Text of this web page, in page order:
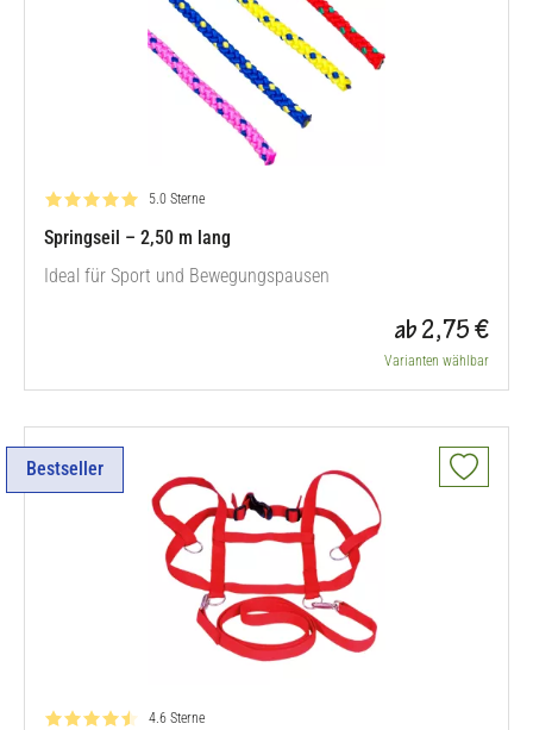
Bewertung: 5.0 von 5
5.0 Sterne
Springseil – 2,50 m lang
Ideal für Sport und Bewegungspausen
ab 2,75 €
Varianten wählbar
Bestseller
Bewertung: 4.6 von 5
4.6 Sterne